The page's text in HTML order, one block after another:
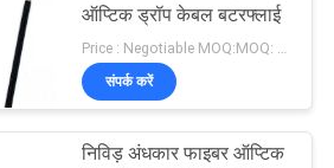
ऑप्टिक ड्रॉप केबल बटरफ्लाई
संपर्क करें
निविड़ अंधकार फाइबर ऑप्टिक